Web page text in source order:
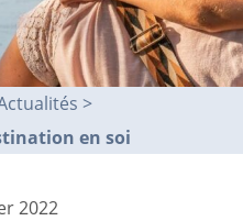
en soi
2022